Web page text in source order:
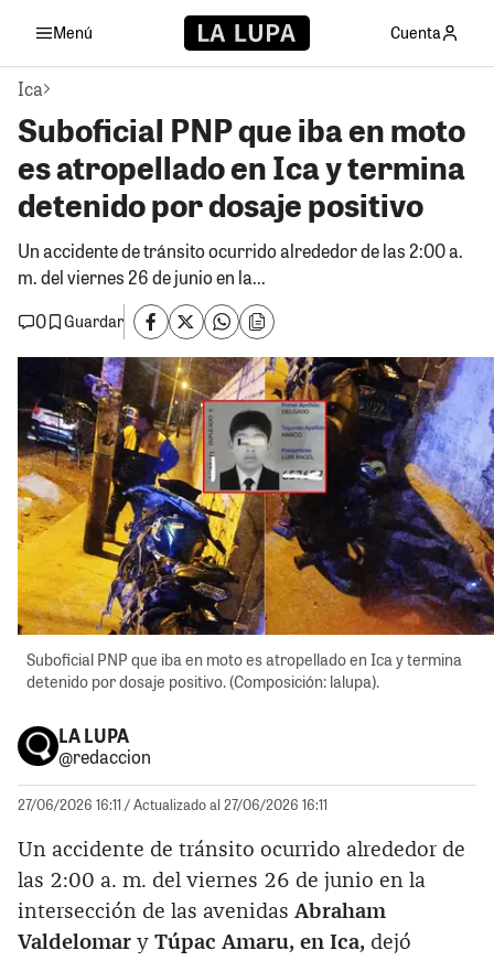
Menú Cuenta
Ica
Suboficial PNP que iba en moto
es atropellado en Ica y termina
detenido por dosaje positivo
Un accidente de tránsito ocurrido alrededor de las 2:00 a.
m. del viernes 26 de junio en la...
0
Guardar
Suboficial PNP que iba en moto es atropellado en Ica y termina
detenido por dosaje positivo. (Composición: lalupa).
LA LUPA
@redaccion
27/06/2026 16:11 / Actualizado al 27/06/2026 16:11
Un accidente de tránsito ocurrido alrededor de
las 2:00 a. m. del viernes 26 de junio en la
intersección de las avenidas Abraham
Valdelomar y Túpac Amaru, en Ica, dejó